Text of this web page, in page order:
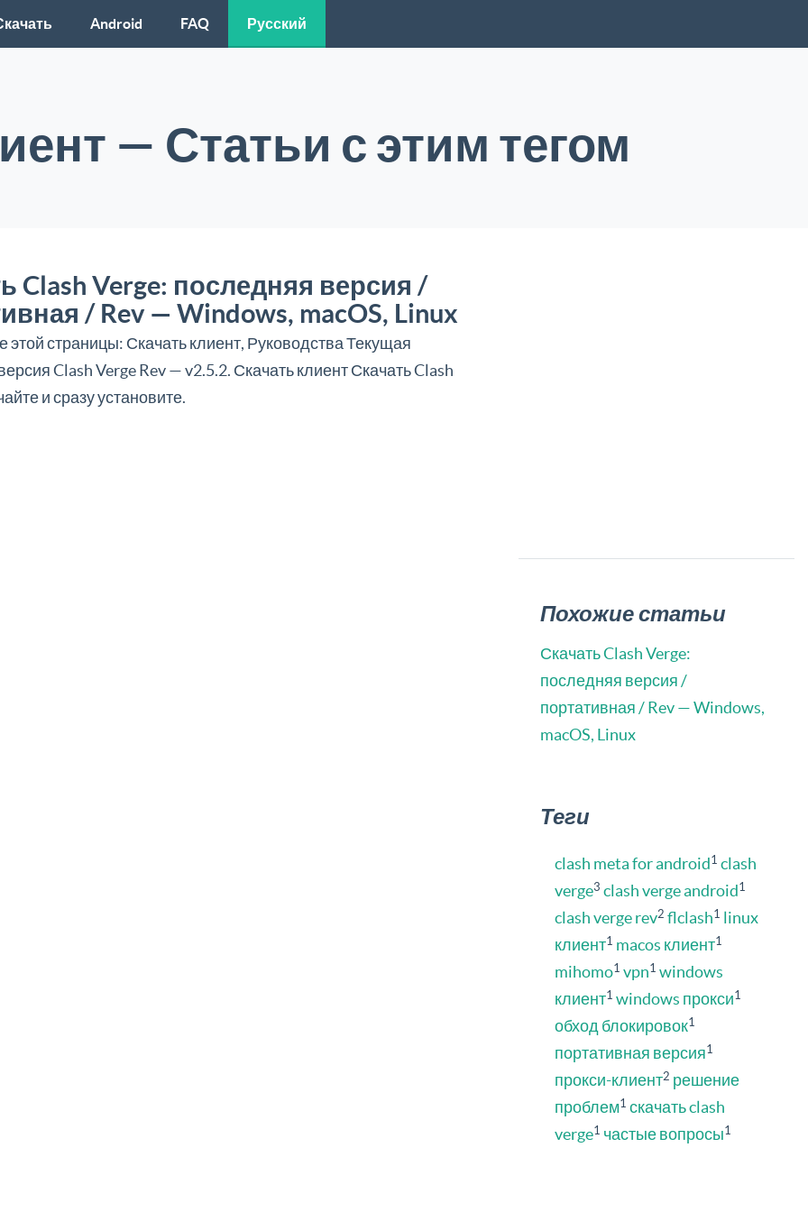
Android FAQ Русский
— Статьи с этим тегом
Clash Verge: последняя версия /
/ Rev — Windows, macOS, Linux
страницы: Скачать клиент, Руководства Текущая
Clash Verge Rev — v2.5.2. Скачать клиент Скачать Clash
и сразу установите.
Похожие статьи
Скачать Clash Verge:
последняя версия /
портативная / Rev — Windows,
macOS, Linux
Теги
clash meta for android1 clash
verge3 clash verge android1
clash verge rev2 flclash1 linux
клиент1 macos клиент1
mihomo1 vpn1 windows
клиент1 windows прокси1
обход блокировок1
портативная версия1
прокси-клиент2 решение
проблем1 скачать clash
verge1 частые вопросы1